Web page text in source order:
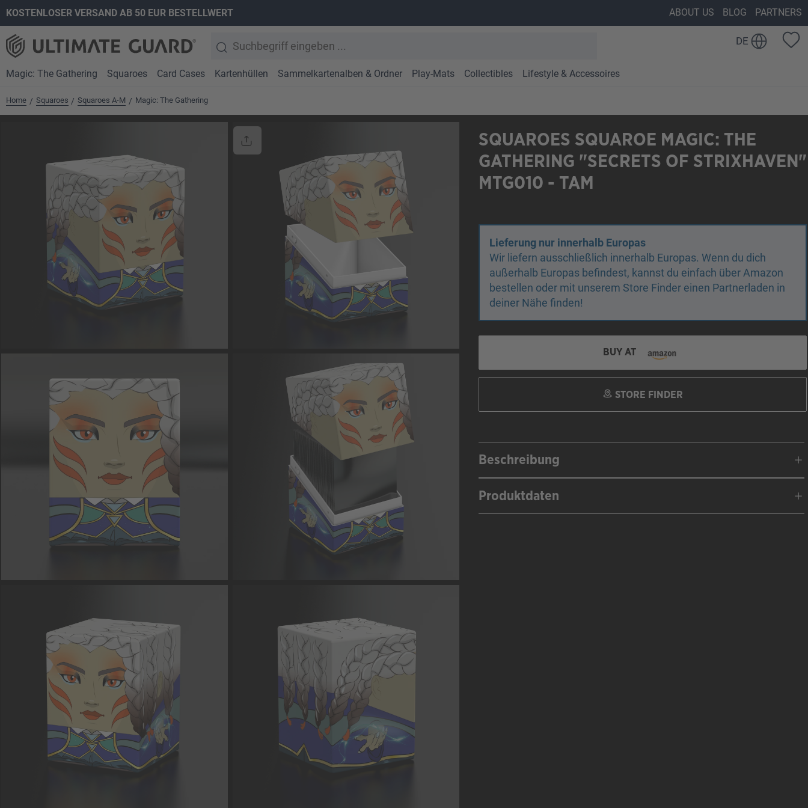
Zur Hauptnavigation springen
KOSTENLOSER VERSAND AB 50 EUR BESTELLWERT ABOUT US BLOG PARTNERS
DE
Magic: The Gathering Squaroes Card Cases Kartenhüllen Sammelkartenalben & Ordner Play-Mats Collectibles Lifestyle & Accessoires
Home / Squaroes / Squaroes A-M / Magic: The Gathering
SQUAROES SQUAROE MAGIC: THE
GATHERING "SECRETS OF STRIXHAVEN"
MTG010 - TAM
Lieferung nur innerhalb Europas
Wir liefern ausschließlich innerhalb Europas. Wenn du dich
außerhalb Europas befindest, kannst du einfach über Amazon
bestellen oder mit unserem Store Finder einen Partnerladen in
deiner Nähe finden!
BUY AT
STORE FINDER
Beschreibung
Produktdaten